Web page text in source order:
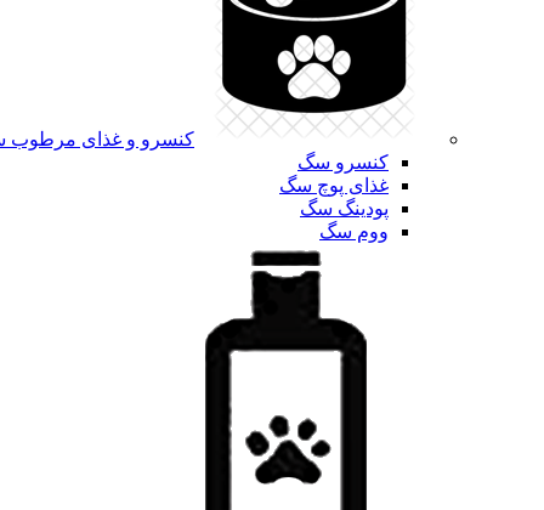
کنسرو و غذای
کنسرو سگ
غذای پوچ سگ
پودینگ سگ
ووم سگ